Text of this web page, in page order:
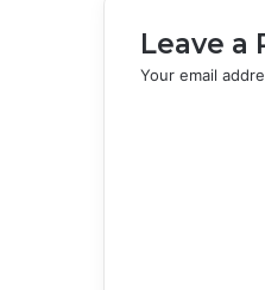
Leave a
Your email